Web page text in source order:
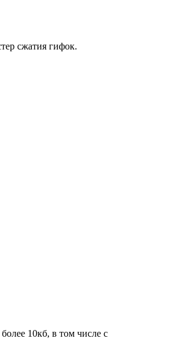
сжатия гифок.
10кб, в том числе с